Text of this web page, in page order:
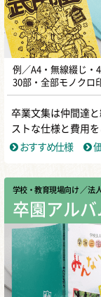
例／A4・無線綴じ・
30部・全部モノクロ
卒業文集は仲間達
ストな仕様と費用を
おすすめ仕様
学校・教育現場向け ／ 法
卒園アル